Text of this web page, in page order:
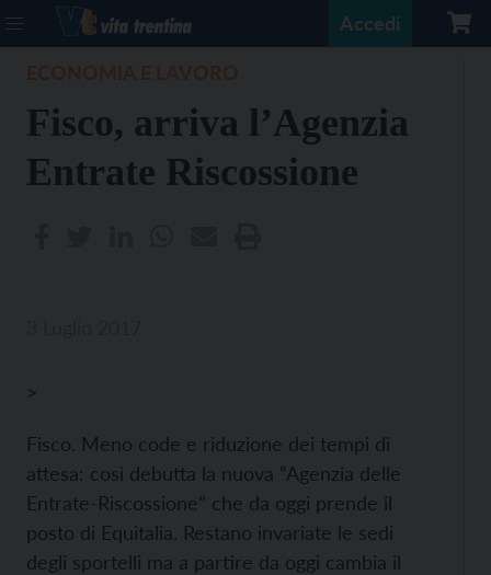
Accedi
Fisco, arriva l’Agenzia
Entrate Riscossione
>
Fisco. Meno code e riduzione dei tempi di
attesa: così debutta la nuova “Agenzia delle
Entrate-Riscossione” che da oggi prende il
posto di Equitalia. Restano invariate le sedi
degli sportelli ma a partire da oggi cambia il